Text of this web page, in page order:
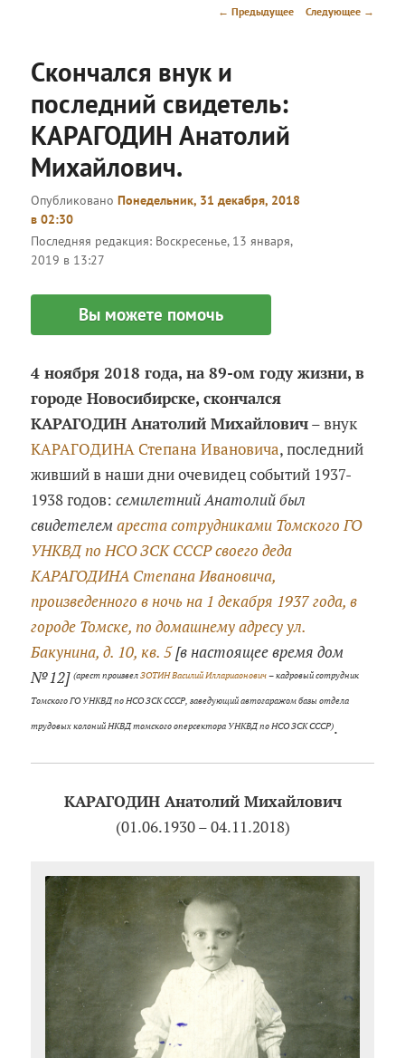
Навигация
← Предыдущее Следующее →
Скончался внук и
последний свидетель:
КАРАГОДИН Анатолий
Михайлович.
ОпубликованоПонедельник, 31 декабря, 2018
в 02:30
Последняя редакция: Воскресенье, 13 января,
2019 в 13:27
Вы можете помочь
4 ноября 2018 года, на 89-ом году жизни, в
городе Новосибирске, скончался
КАРАГОДИН Анатолий Михайлович– внук
КАРАГОДИНА Степана Ивановича, последний
живший в наши дни очевидец событий 1937-
1938 годов:семилетний Анатолий был
свидетелемареста сотрудниками Томского ГО
УНКВД по НСО ЗСК СССР своего деда
КАРАГОДИНА Степана Ивановича,
произведенного в ночь на 1 декабря 1937 года, в
городе Томске, по домашнему адресу ул.
Бакунина, д. 10, кв. 5[в настоящее время дом
№12](арест произвелЗОТИН Василий Иллариаонович– кадровый сотрудник
Томского ГО УНКВД по НСО ЗСК СССР, заведующий автогаражом базы отдела
трудовых колоний НКВД томского оперсектора УНКВД по НСО ЗСК СССР).
КАРАГОДИН Анатолий Михайлович
(01.06.1930 – 04.11.2018)